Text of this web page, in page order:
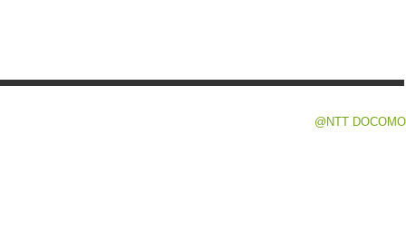
@NTT DOCOMO